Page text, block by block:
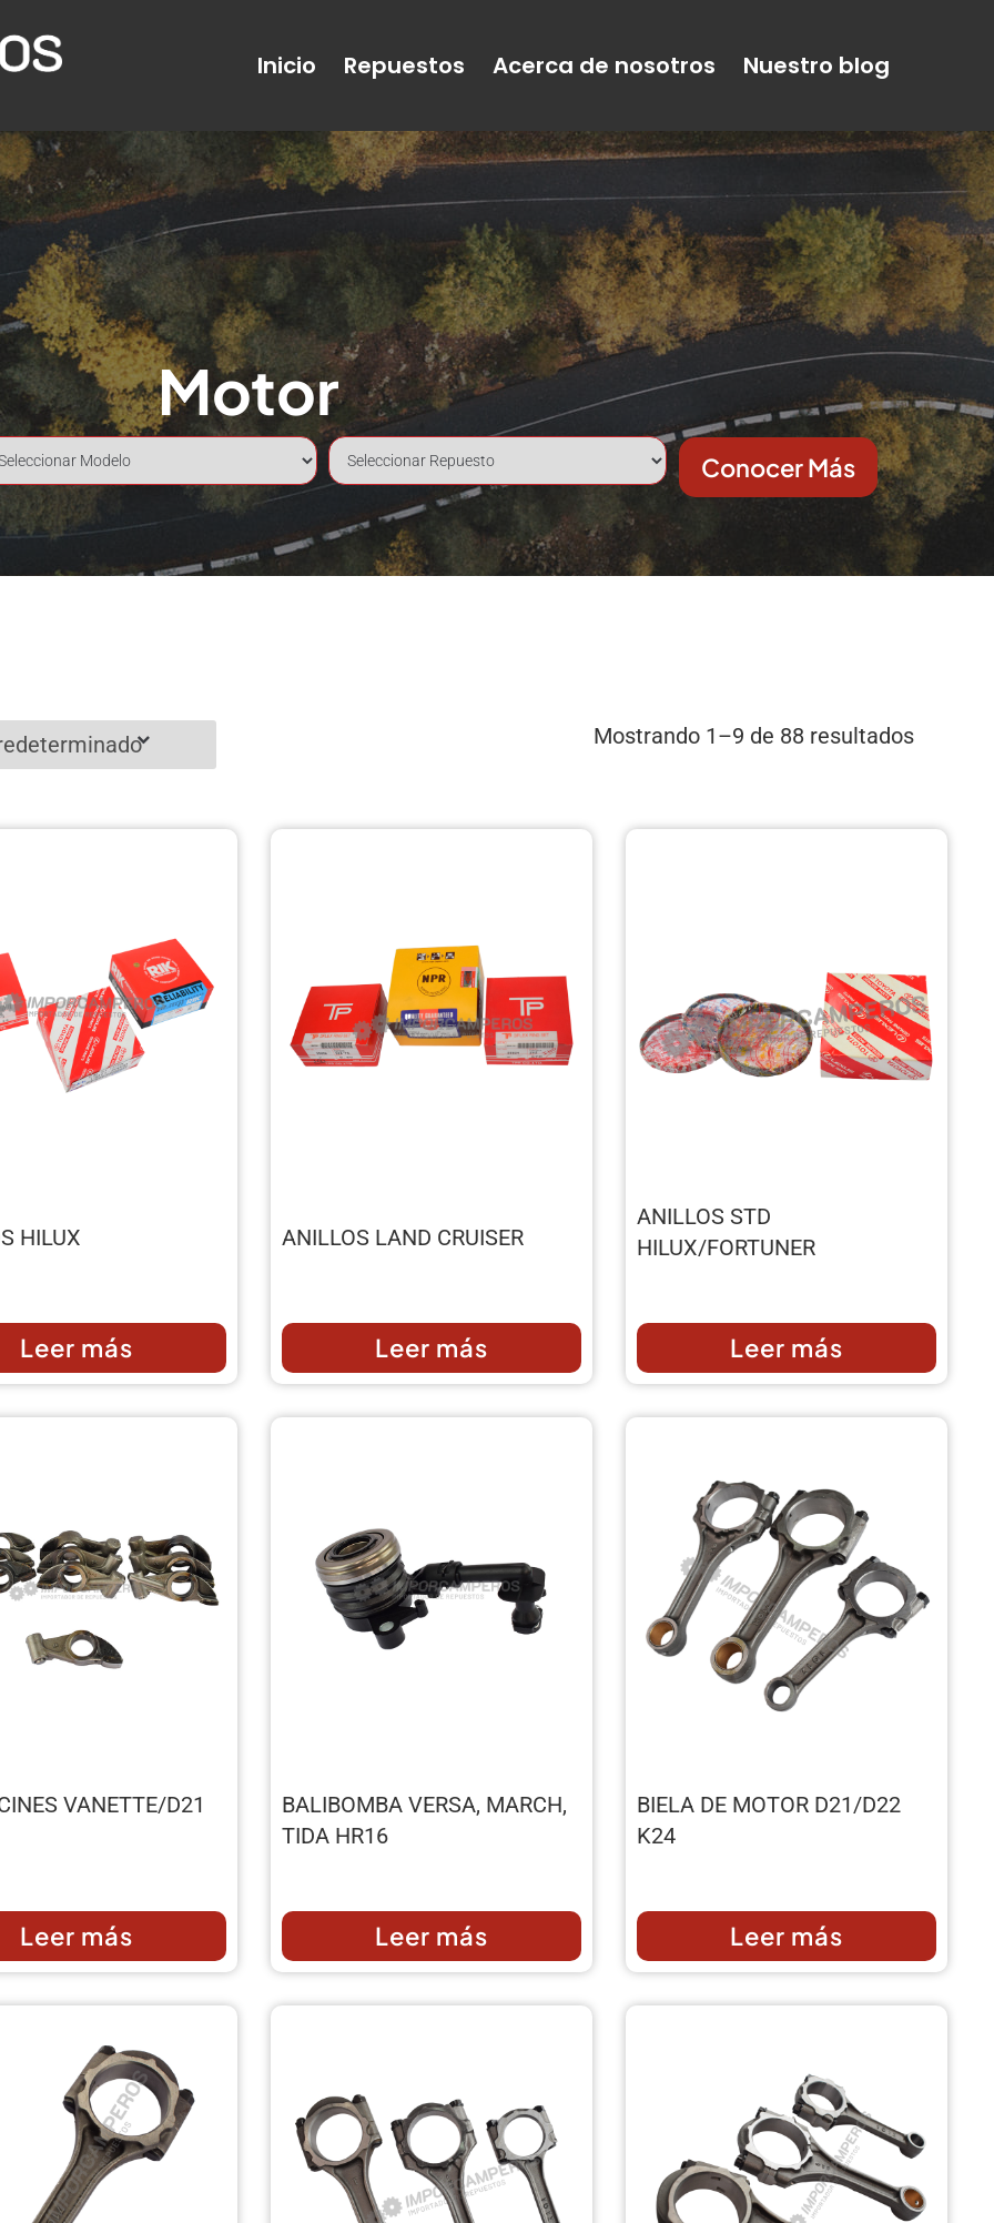
Inicio Repuestos Acerca de nosotros Nuestro blog
Motor
Mostrando 1–9 de 88 resultados
HILUX
Leer más
ANILLOS LAND CRUISER
Leer más
ANILLOS STD
HILUX/FORTUNER
Leer más
VANETTE/D21
Leer más
BALIBOMBA VERSA, MARCH,
TIDA HR16
Leer más
BIELA DE MOTOR D21/D22
K24
Leer más